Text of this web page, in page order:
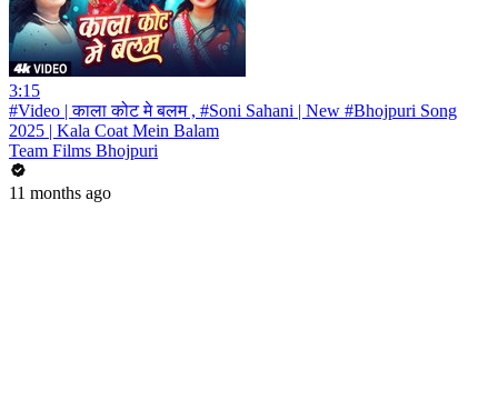
3:15
#Video | काला कोट मे बलम , #Soni Sahani | New #Bhojpuri Song
2025 | Kala Coat Mein Balam
Team Films Bhojpuri
11 months ago